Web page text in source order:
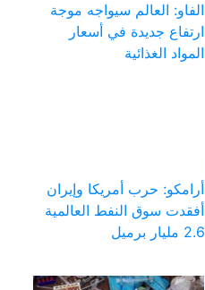
الفاو: العالم سيواجه موجة
ارتفاع جديدة في أسعار
المواد الغذائية
أرامكو: حرب أمريكا وإيران
أفقدت سوق النفط العالمية
2.6 مليار برميل